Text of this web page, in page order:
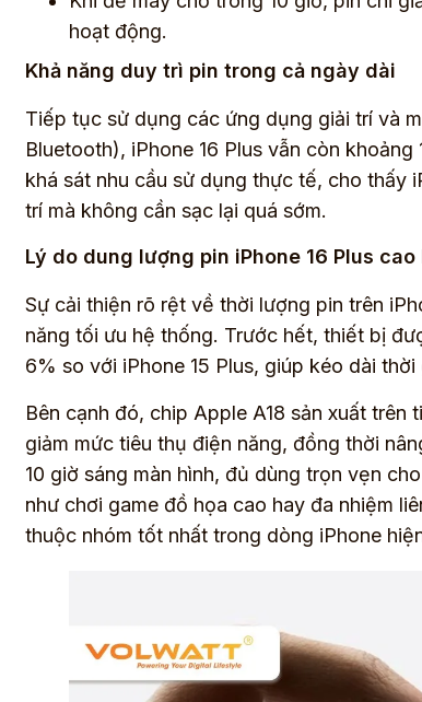
hoạt động.
Khả năng duy trì pin trong cả ngày dài
Tiếp tục sử dụng các ứng dụng giải trí và
Bluetooth), iPhone 16 Plus vẫn còn
khá sát nhu cầu sử dụng thực tế, cho thấy
trí mà không cần sạc lại quá sớm.
Lý do dung lượng pin iPhone 16 Plus
Sự cải thiện rõ rệt về thời lượng pin trên
năng tối ưu hệ thống. Trước hết, thiết bị
6% so với iPhone 15 Plus, giúp kéo dài
Bên cạnh đó, chip Apple A18 sản xuất
giảm mức tiêu thụ điện năng, đồng thời
10 giờ sáng màn hình, đủ dùng trọn vẹn
như chơi game đồ họa cao hay đa nhiệm
thuộc nhóm tốt nhất trong dòng iPhone